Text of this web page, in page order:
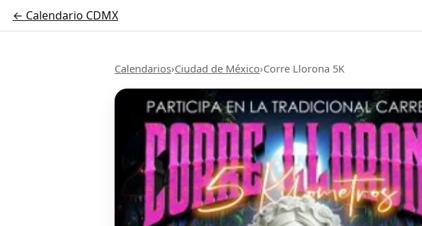
← Calendario CDMX
Calendarios›Ciudad de México›Corre Llorona 5K